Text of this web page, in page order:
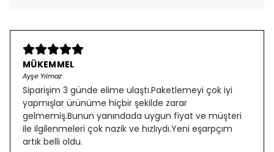
MÜKEMMEL
Ayşe Yılmaz
Siparişim 3 günde elime ulaştı.Paketlemeyi çok iyi
yapmışlar ürünüme hiçbir şekilde zarar
gelmemiş.Bunun yanındada uygun fiyat ve müşteri
ile ilgilenmeleri çok nazik ve hızlıydı.Yeni eşarpçım
artık belli oldu.